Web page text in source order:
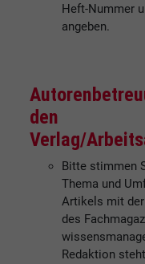
Heft-Nummer
angeben.
den
Verlag/
Bitte stimmen
Thema und
Artikels mit
des
Redaktion